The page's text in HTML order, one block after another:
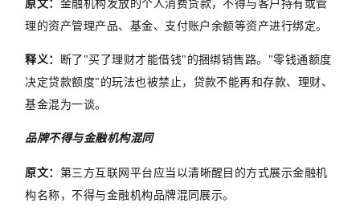
理的资产管理产品、基金、支付账户余额等资产进行绑定。
释义： 断了"买了理财才能借钱"的捆绑销售路。 "零钱通额度
决定贷款额度"的玩法也被禁止，贷款不能再和存款、理财、
基金混为一谈。
品牌不得与金融机构混同
原文： 第三方互联网平台应当以清晰醒目的方式展示金融机
构名称，不得与金融机构品牌混同展示。